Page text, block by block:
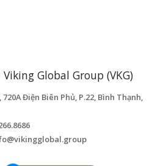
Global Group (VKG)
Điện Biên Phủ, P.22, Bình Thạnh,